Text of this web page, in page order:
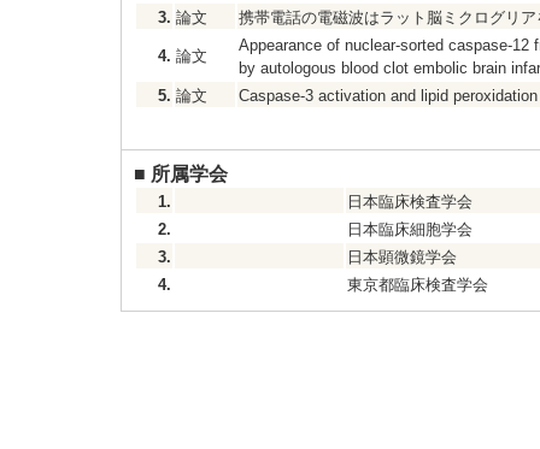
3. 論文 携帯電話の電磁波はラット脳ミクログリ
4. 論文
Appearance of nuclear-sorted caspase-12
by autologous blood clot embolic brain
5. 論文 Caspase-3 activation and lipid
■ 所属学会
1.
日本臨床検査学会
2.
日本臨床細胞学会
3.
日本顕微鏡学会
4.
東京都臨床検査学会